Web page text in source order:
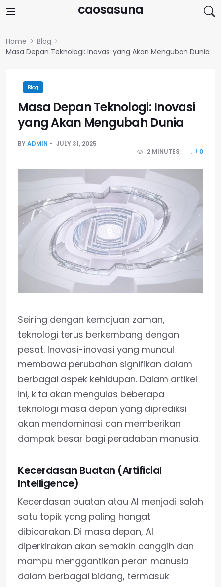
caosasuna
Home
Blog
Masa Depan Teknologi: Inovasi yang Akan Mengubah Dunia
Blog
Masa Depan Teknologi: Inovasi
yang Akan Mengubah Dunia
BYADMIN
JULY 31, 2025
2 MINUTES
0
Seiring dengan kemajuan zaman,
teknologi terus berkembang dengan
pesat. Inovasi-inovasi yang muncul
membawa perubahan signifikan dalam
berbagai aspek kehidupan. Dalam artikel
ini, kita akan mengulas beberapa
teknologi masa depan yang diprediksi
akan mendominasi dan memberikan
dampak besar bagi peradaban manusia.
Kecerdasan Buatan (Artificial
Intelligence)
Kecerdasan buatan atau AI menjadi salah
satu topik yang paling hangat
dibicarakan. Di masa depan, AI
diperkirakan akan semakin canggih dan
mampu menggantikan peran manusia
dalam berbagai bidang, termasuk